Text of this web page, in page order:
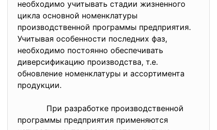
необходимо учитывать стадии жизненного
цикла основной номенклатуры
производственной программы предприятия.
Учитывая особенности последних фаз,
необходимо постоянно обеспечивать
диверсификацию производства, т.е.
обновление номенклатуры и ассортимента
продукции.
При разработке производственной
программы предприятия применяются